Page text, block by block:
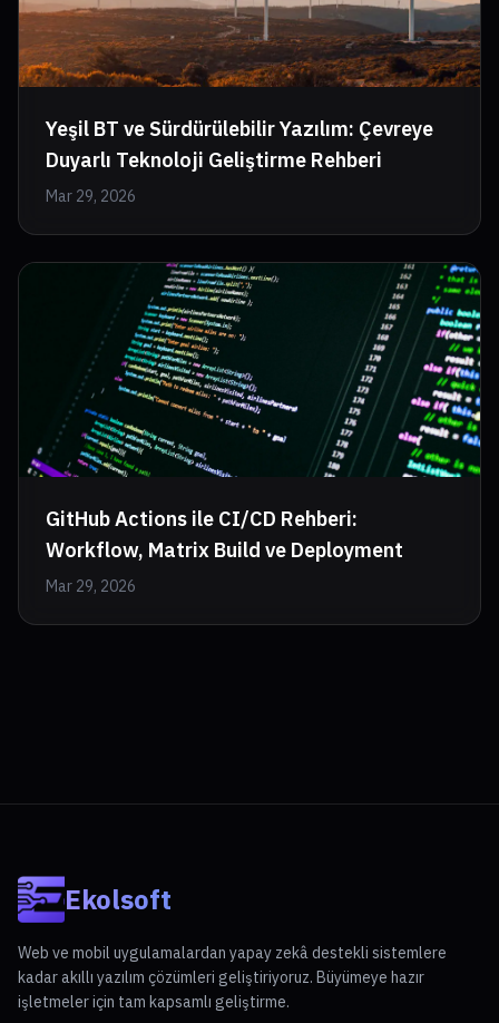
Yeşil BT ve Sürdürülebilir Yazılım: Çevreye
Duyarlı Teknoloji Geliştirme Rehberi
Mar 29, 2026
GitHub Actions ile CI/CD Rehberi:
Workflow, Matrix Build ve Deployment
Mar 29, 2026
Ekolsoft
Web ve mobil uygulamalardan yapay zekâ destekli sistemlere
kadar akıllı yazılım çözümleri geliştiriyoruz. Büyümeye hazır
işletmeler için tam kapsamlı geliştirme.